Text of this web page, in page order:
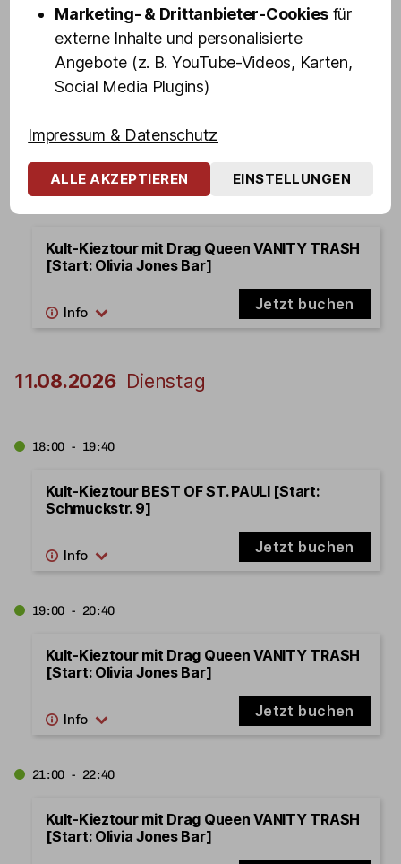
20:00 - 21:40
Kult-Kieztour mit Drag Queen FANNY
FUNTASTIC [Start: Olivia Jones Bar]
Kult-Kieztour mit Drag Queen VANITY TRASH
[Start: Olivia Jones Bar]
Jetzt buchen
11.08.2026 Dienstag
18:00 - 19:40
Kult-Kieztour BEST OF ST. PAULI [Start:
Schmuckstr. 9]
Jetzt buchen
19:00 - 20:40
Kult-Kieztour mit Drag Queen VANITY TRASH
[Start: Olivia Jones Bar]
Jetzt buchen
21:00 - 22:40
Kult-Kieztour mit Drag Queen VANITY TRASH
[Start: Olivia Jones Bar]
Marketing- & Drittanbieter-Cookies für
externe Inhalte und personalisierte
Angebote (z. B. YouTube-Videos, Karten,
Social Media Plugins)
Impressum & Datenschutz
ALLE AKZEPTIEREN EINSTELLUNGEN